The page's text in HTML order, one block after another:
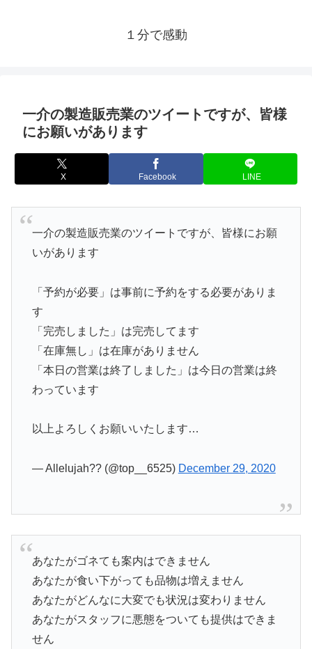
１分で感動
一介の製造販売業のツイートですが、皆様
にお願いがあります
X Facebook LINE
一介の製造販売業のツイートですが、皆様にお願
いがあります
「予約が必要」は事前に予約をする必要がありま
す
「完売しました」は完売してます
「在庫無し」は在庫がありません
「本日の営業は終了しました」は今日の営業は終
わっています
以上よろしくお願いいたします…
— Allelujah?? (@top__6525) December 29, 2020
あなたがゴネても案内はできません
あなたが食い下がっても品物は増えません
あなたがどんなに大変でも状況は変わりません
あなたがスタッフに悪態をついても提供はできま
せん